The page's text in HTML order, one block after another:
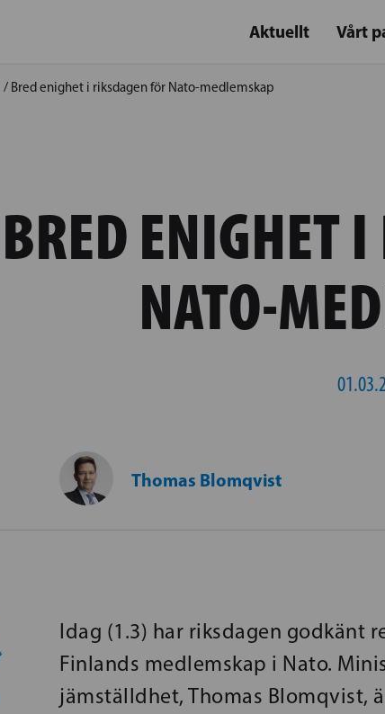
Aktuellt Vårt
/ Bred enighet i riksdagen för Nato-medlemskap
BRED ENIGHET
NATO-
Thomas Blomqvist
Idag (1.3) har riksdagen godkänt
Finlands medlemskap i Nato.
jämställdhet, Thomas Blomqvist,